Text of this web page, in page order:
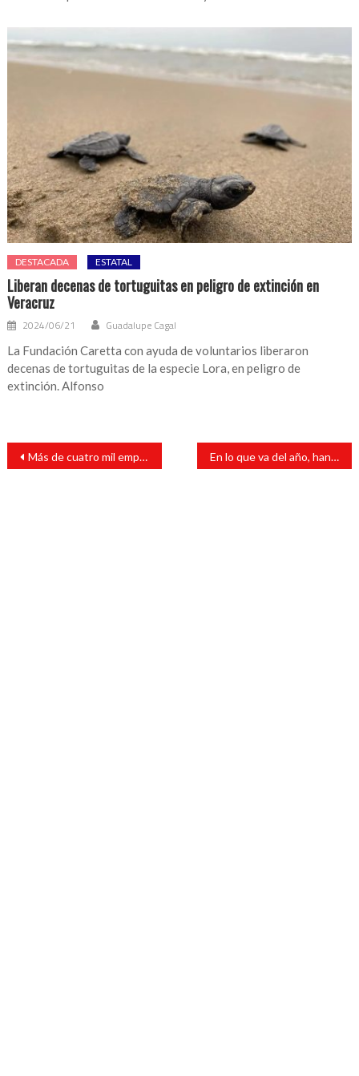
DESTACADA ESTATAL
Liberan decenas de tortuguitas en peligro de extinción en
Veracruz
2024/06/21 Guadalupe Cagal
La Fundación Caretta con ayuda de voluntarios liberaron
decenas de tortuguitas de la especie Lora, en peligro de
extinción. Alfonso
Navegación
entradas
Más de cuatro mil empleados de la salud enfrentan descuentos de financieras En lo que va del año, han asesinado a 17 mujeres en el estado